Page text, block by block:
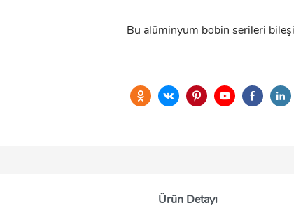
Bu alüminyum bobin serileri
Ürün Detayı